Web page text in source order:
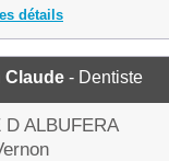
détails
Claude - Dentiste
D ALBUFERA